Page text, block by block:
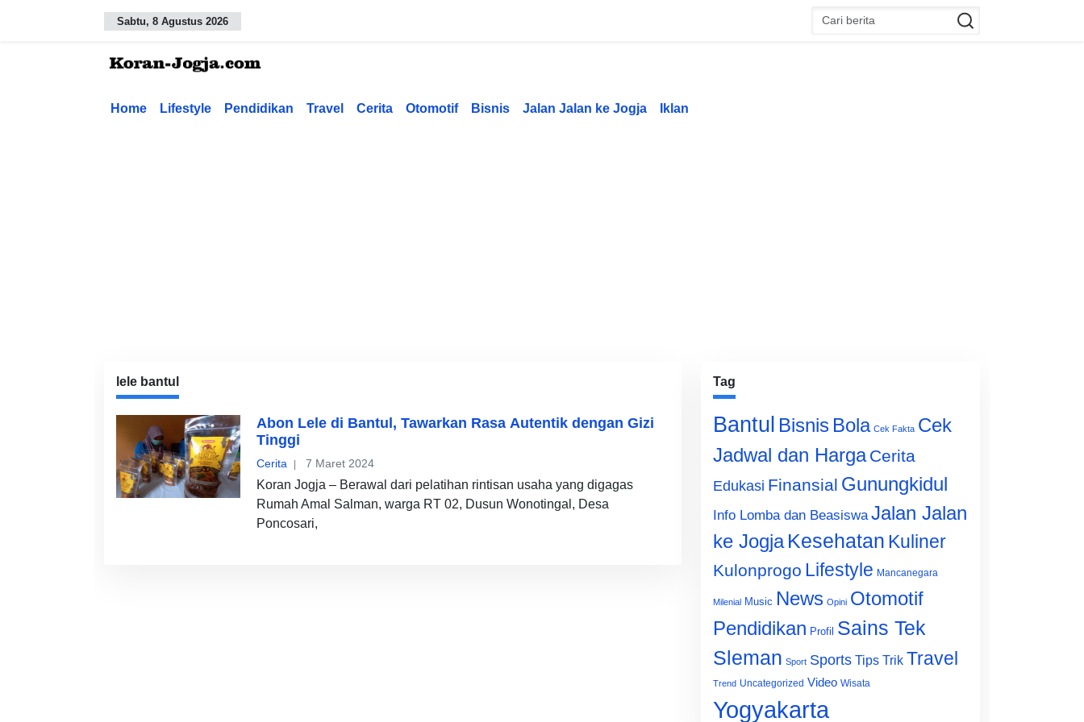
Sabtu, 8 Agustus 2026
Home Lifestyle Pendidikan Travel Cerita Otomotif Bisnis Jalan Jalan ke Jogja Iklan
lele bantul
Abon Lele di Bantul, Tawarkan Rasa Autentik dengan Gizi
Tinggi
Cerita 7 Maret 2024
Koran Jogja – Berawal dari pelatihan rintisan usaha yang digagas
Rumah Amal Salman, warga RT 02, Dusun Wonotingal, Desa
Poncosari,
Tag
Bantul Bisnis Bola Cek Fakta Cek
Jadwal dan Harga Cerita
Edukasi Finansial Gunungkidul
Info Lomba dan Beasiswa Jalan Jalan
ke Jogja Kesehatan Kuliner
Kulonprogo Lifestyle Mancanegara
Milenial Music News Opini Otomotif
Pendidikan Profil Sains Tek
Sleman Sport Sports Tips Trik Travel
Trend Uncategorized Video Wisata
Yogyakarta